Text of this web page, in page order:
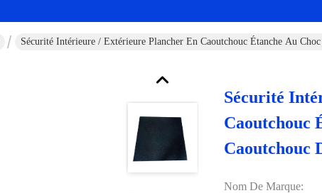
Sécurité Intérieure / Extérieure Plancher En Caoutchouc Étanche Au
Sécurité
Caoutchouc
Caoutchouc
Nom De Marque: